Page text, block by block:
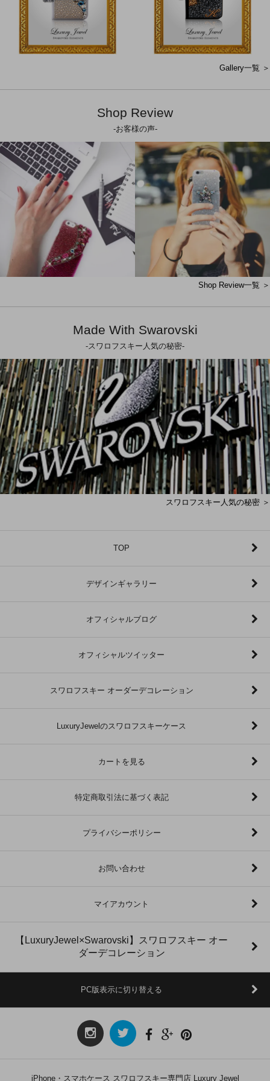
Gallery一覧 ＞
Shop Review
-お客様の声-
Shop Review一覧 ＞
Made With Swarovski
-スワロフスキー人気の秘密-
スワロフスキー人気の秘密 ＞
TOP
デザインギャラリー
オフィシャルブログ
オフィシャルツイッター
スワロフスキー オーダーデコレーション
LuxuryJewelのスワロフスキーケース
カートを見る
特定商取引法に基づく表記
プライバシーポリシー
お問い合わせ
マイアカウント
【LuxuryJewel×Swarovski】スワロフスキー オー
ダーデコレーション
PC版表示に切り替える
iPhone・スマホケース スワロフスキー専門店 Luxury Jewel